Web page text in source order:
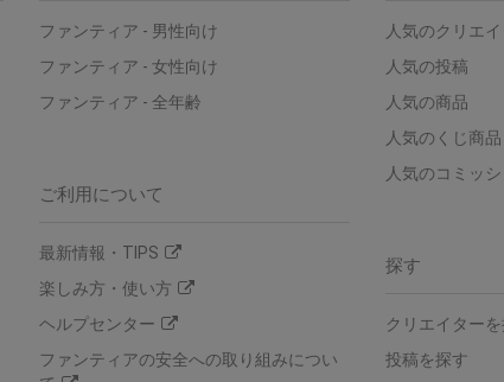
ファンティア - 男性向け
ファンティア - 女性向け
ファンティア - 全年齢
ご利用について
最新情報・TIPS
楽しみ方・使い方
ヘルプセンター
ファンティアの安全への取り組みについ
人気のクリエ
人気の投稿
人気の商品
人気のくじ商品
人気のコミッ
探す
クリエイター
投稿を探す